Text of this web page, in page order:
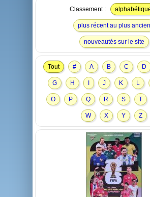
Classement :
plus récent au plus ancien
nouveautés sur le site
Tout # A B C D
G H J K L
O P Q R S T
W X Y Z